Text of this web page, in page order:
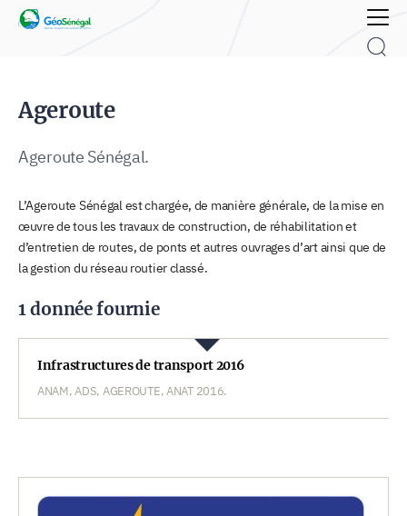
Rechercher :
Ageroute
Ageroute Sénégal.
L’Ageroute Sénégal est chargée, de manière générale, de la mise en
œuvre de tous les travaux de construction, de réhabilitation et
d’entretien de routes, de ponts et autres ouvrages d’art ainsi que de
la gestion du réseau routier classé.
1 donnée fournie
Infrastructures de transport 2016
ANAM, ADS, AGEROUTE, ANAT 2016.